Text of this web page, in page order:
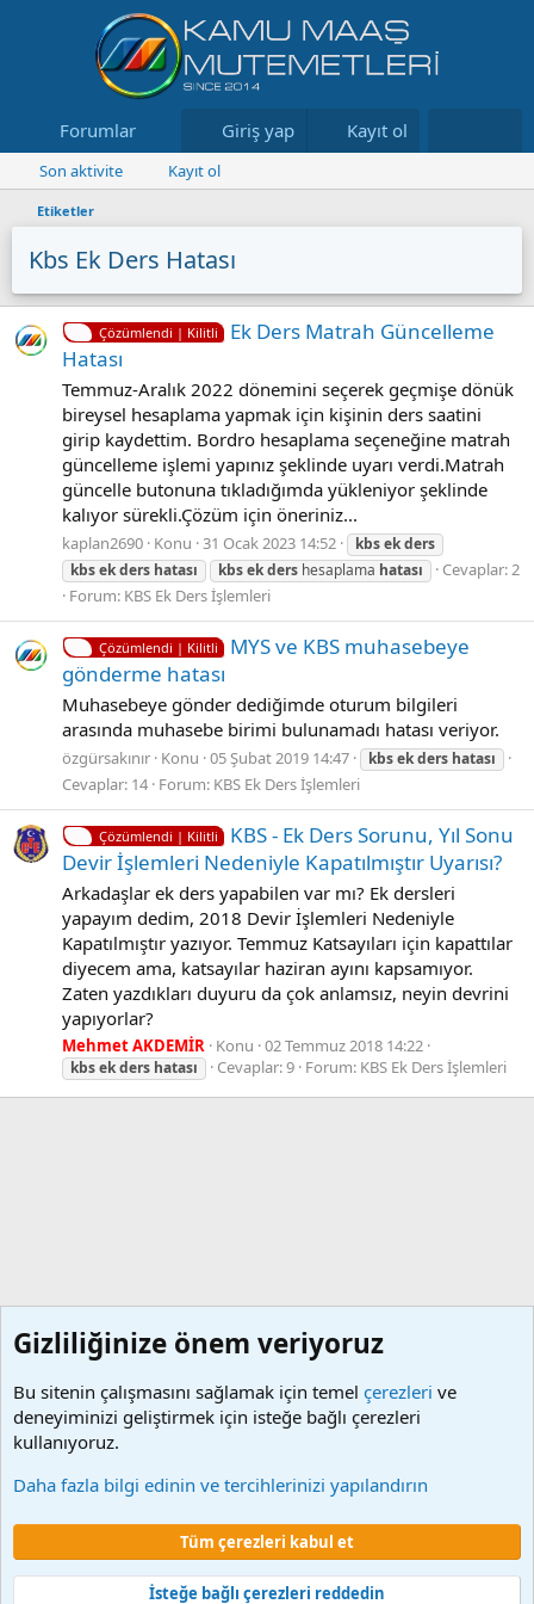
Forumlar Neler yeni Kaynaklar
Giriş yap Kayıt ol
Son aktivite Kayıt ol
Etiketler
Kbs Ek Ders Hatası
Çözümlendi | Kilitli
Ek Ders Matrah Güncelleme
Hatası
Temmuz-Aralık 2022 dönemini seçerek geçmişe dönük
bireysel hesaplama yapmak için kişinin ders saatini
girip kaydettim. Bordro hesaplama seçeneğine matrah
güncelleme işlemi yapınız şeklinde uyarı verdi.Matrah
güncelle butonuna tıkladığımda yükleniyor şeklinde
kalıyor sürekli.Çözüm için öneriniz...
kaplan2690 Konu 31 Ocak 2023 14:52 kbsekders
kbsekders hatası kbsekders hesaplama hatası
Cevaplar: 2
Forum: KBS Ek Ders İşlemleri
Çözümlendi | Kilitli
MYS ve KBS muhasebeye
gönderme hatası
Muhasebeye gönder dediğimde oturum bilgileri
arasında muhasebe birimi bulunamadı hatası veriyor.
özgürsakınır Konu 05 Şubat 2019 14:47 kbsekders hatası
Cevaplar: 14 Forum: KBS Ek Ders İşlemleri
Çözümlendi | Kilitli
KBS - Ek Ders Sorunu, Yıl Sonu
Devir İşlemleri Nedeniyle Kapatılmıştır Uyarısı?
Arkadaşlar ek ders yapabilen var mı? Ek dersleri
yapayım dedim, 2018 Devir İşlemleri Nedeniyle
Kapatılmıştır yazıyor. Temmuz Katsayıları için kapattılar
diyecem ama, katsayılar haziran ayını kapsamıyor.
Zaten yazdıkları duyuru da çok anlamsız, neyin devrini
yapıyorlar?
Mehmet AKDEMİR Konu 02 Temmuz 2018 14:22
kbsekders hatası Cevaplar: 9 Forum: KBS Ek Ders İşlemleri
Çerezler
Şartlar ve kurallar
Gizlilik politikası Yardım Ana sayfa
Community platform by XenForo © 2010-2024 XenForo Ltd.
Gizliliğinize önem veriyoruz
Bu sitenin çalışmasını sağlamak için temel çerezleri ve
deneyiminizi geliştirmek için isteğe bağlı çerezleri
kullanıyoruz.
Daha fazla bilgi edinin ve tercihlerinizi yapılandırın
Tüm çerezleri kabul et
İsteğe bağlı çerezleri reddedin